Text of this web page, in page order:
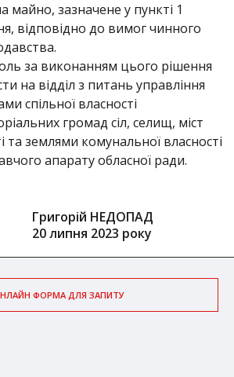
майно, зазначене у пункті 1
відповідно до вимог чинного
за виконанням цього рішення
на відділ з питань управління
спільної власності
громад сіл, селищ, міст
та землями комунальної власності
апарату обласної ради.
Григорій НЕДОПАД
20 липня 2023 року
ФОРМА ДЛЯ ЗАПИТУ